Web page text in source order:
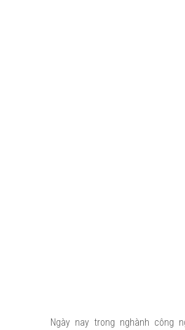
Ngày nay trong nghành công